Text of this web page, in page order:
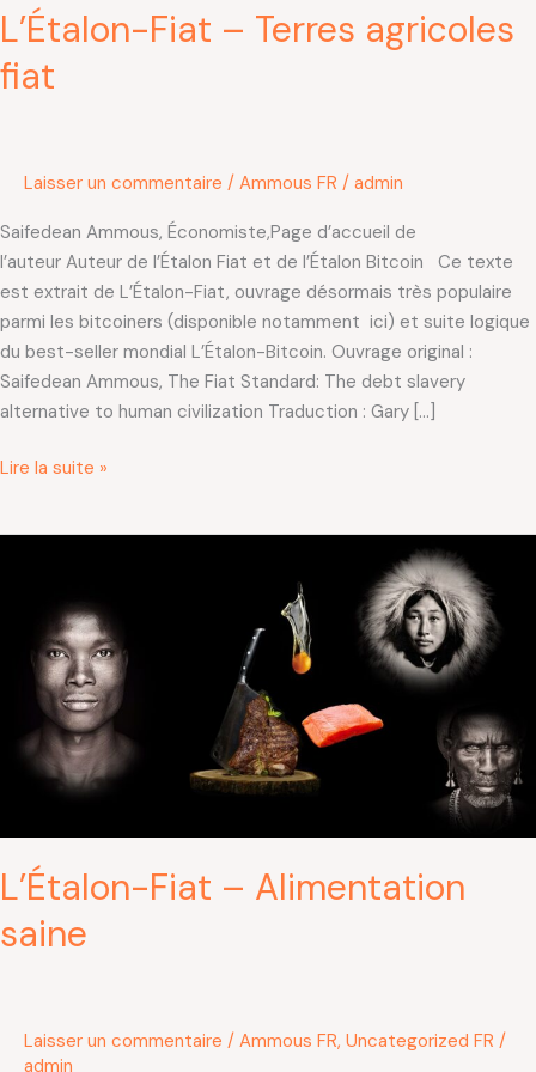
L’Étalon-Fiat – Terres agricoles
fiat
Laisser un commentaire / Ammous FR / admin
Saifedean Ammous, Économiste,Page d’accueil de
l’auteur Auteur de l’Étalon Fiat et de l’Étalon Bitcoin Ce texte
est extrait de L’Étalon-Fiat, ouvrage désormais très populaire
parmi les bitcoiners (disponible notamment ici) et suite logique
du best-seller mondial L’Étalon-Bitcoin. Ouvrage original :
Saifedean Ammous, The Fiat Standard: The debt slavery
alternative to human civilization Traduction : Gary […]
Lire la suite »
L’Étalon-Fiat – Alimentation
saine
Laisser un commentaire / Ammous FR, Uncategorized FR /
admin
Alimentation
saine